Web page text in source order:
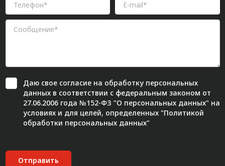
Даю свое согласиена обработку персональных
данных в соответствии с федеральным законом от
27.06.2006 года №152-ФЗ "О персональных данных" на
условиях и для целей, определенных "Политикой
обработки персональных данных"
Отправить